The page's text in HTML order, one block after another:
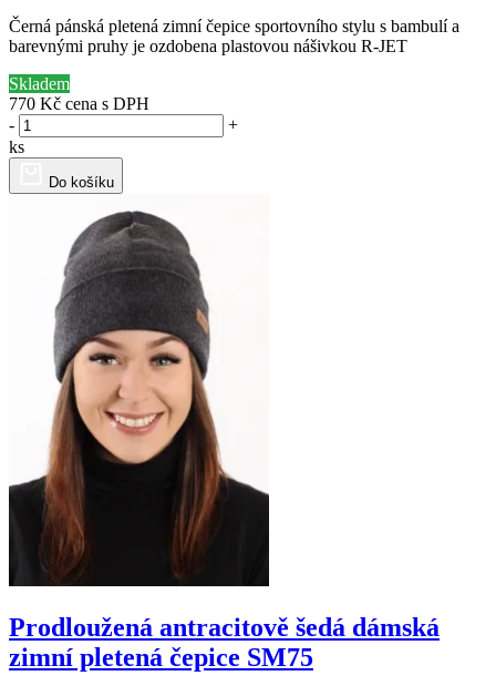
Černá pánská pletená zimní čepice sportovního stylu s bambulí a
barevnými pruhy je ozdobena plastovou nášivkou R-JET
Skladem
770 Kč cena s DPH
-
+
ks
Do košíku
Prodloužená antracitově šedá dámská
zimní pletená čepice SM75